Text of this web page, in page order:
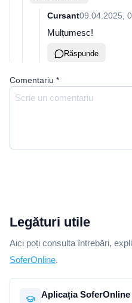
Cursant09.04.2025,
Mulțumesc!
Răspunde
Comentariu *
Legături utile
Aici poți consulta întrebări,
SoferOnline.
Aplicația SoferOnline